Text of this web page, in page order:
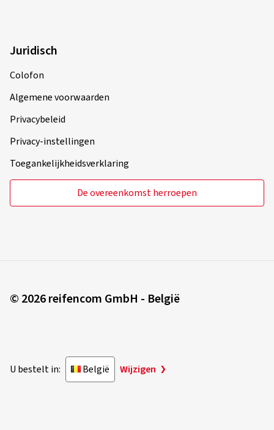
Juridisch
Colofon
Algemene voorwaarden
Privacybeleid
Privacy-instellingen
Toegankelijkheidsverklaring
De overeenkomst herroepen
© 2026 reifencom GmbH - België
U bestelt in: België Wijzigen